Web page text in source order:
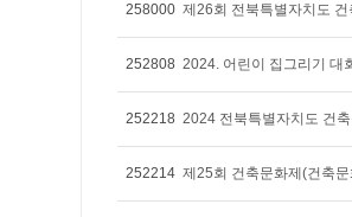
258000 제26회 전북특별자치도
252808 2024. 어린이 집그리기 대
252218 2024 전북특별자치도 건
252214 제25회 건축문화제(건축